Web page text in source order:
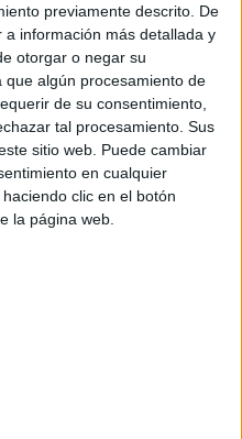
previamente descrito. De
información más detallada y
otorgar o negar su
que algún procesamiento de
de su consentimiento,
tal procesamiento. Sus
sitio web. Puede cambiar
en cualquier
clic en el botón
la página web.
hasta mediados
marca está llevando
donde caras conocidas
Gálvez, Ramón
cuentan a los
importante es para
sus consejos para